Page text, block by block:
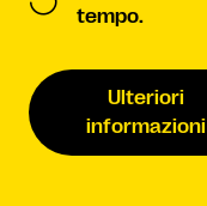
tempo.
Ulteriori
informazioni